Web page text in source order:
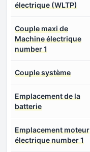
électrique (WLTP)
Couple maxi de
Machine électrique
number 1
Couple système
Emplacement de la
batterie
Emplacement moteur
électrique number 1